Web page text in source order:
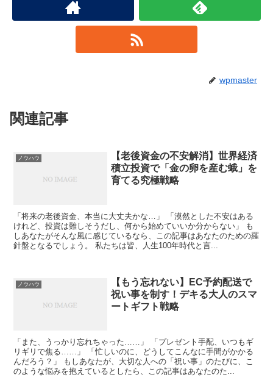
wpmaster
関連記事
ノウハウ
【老後資金の不安解消】世界経済
積立投資で「金の卵を産む蛾」を
育てる究極戦略
「将来の老後資金、本当に大丈夫かな…」 「漠然とした不安はある
けれど、投資は難しそうだし、何から始めていいか分からない」 も
しあなたがそんな風に感じているなら、この記事はあなたのための羅
針盤となるでしょう。 私たちは皆、人生100年時代と言...
ノウハウ
【もう忘れない】EC予約配送で
祝い事を制す！デキる大人のスマ
ートギフト戦略
「また、うっかり忘れちゃった……」 「プレゼント手配、いつもギ
リギリで焦る……」 「忙しいのに、どうしてこんなに手間がかかる
んだろう？」 もしあなたが、大切な人への「祝い事」のたびに、こ
のような悩みを抱えているとしたら、この記事はあなたのた...